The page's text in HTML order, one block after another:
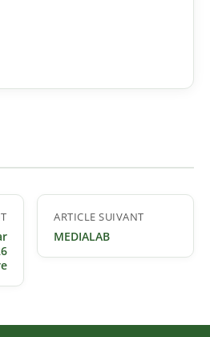
ARTICLE SUIVANT
MEDIALAB